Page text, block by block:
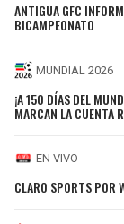
ANTIGUA GFC
BICAMPEONATO
MUNDIAL 2026
¡A 150 DÍAS DEL
MARCAN LA CUENTA
EN VIVO
CLARO SPORTS POR